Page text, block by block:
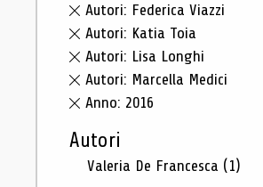
Autori: Federica Viazzi
Autori: Katia Toia
Autori: Lisa Longhi
Autori: Marcella Medici
Anno: 2016
Autori
Valeria De Francesca (1)